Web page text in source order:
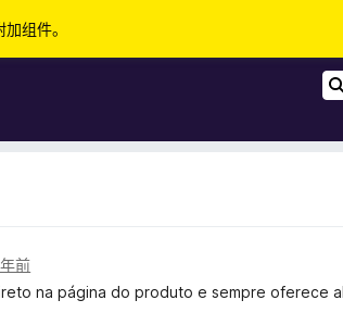
组件。
搜
前
na página do produto e sempre oferece